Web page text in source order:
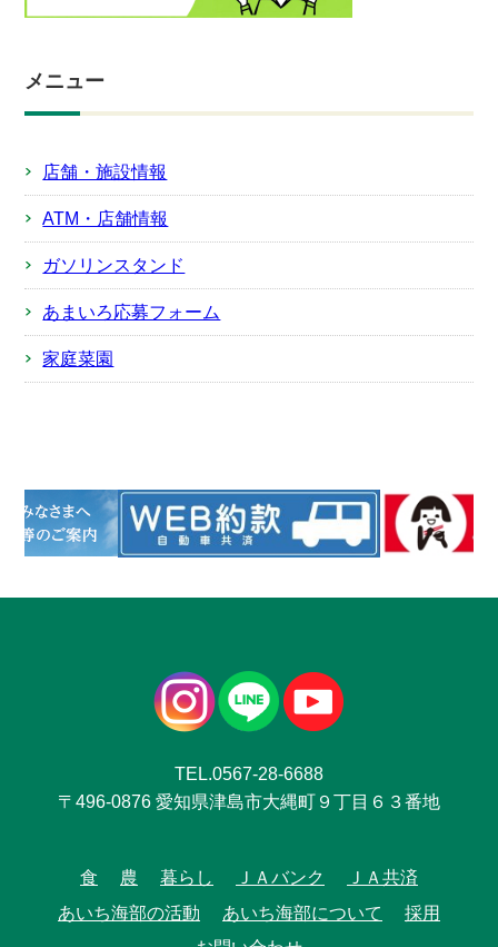
メニュー
店舗・施設情報
ATM・店舗情報
ガソリンスタンド
あまいろ応募フォーム
家庭菜園
TEL.0567-28-6688
〒496-0876 愛知県津島市大縄町９丁目６３番地
食 農 暮らし ＪＡバンク
ＪＡ共済
あいち海部の活動
あいち海部について
採用